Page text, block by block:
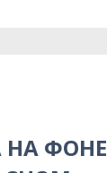
НА ФОНЕ